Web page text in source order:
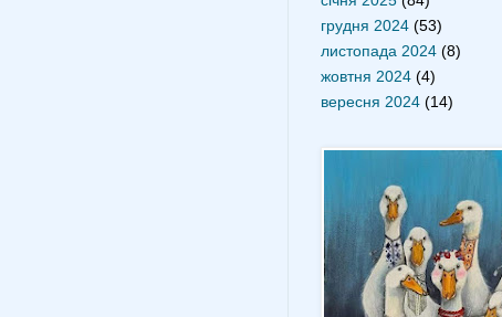
грудня 2024 (53)
листопада 2024 (8)
жовтня 2024 (4)
вересня 2024 (14)